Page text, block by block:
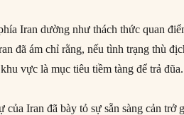
Iran dường như thách thức quan
đã ám chỉ rằng, nếu tình trạng thù
vực là mục tiêu tiềm tàng để trả đũa.
của Iran đã bày tỏ sự sẵn sàng cản trở